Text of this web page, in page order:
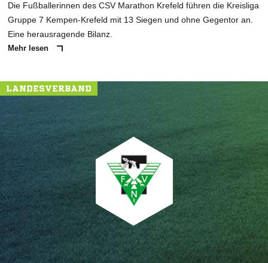
Die Fußballerinnen des CSV Marathon Krefeld führen die Kreisliga
Gruppe 7 Kempen-Krefeld mit 13 Siegen und ohne Gegentor an.
Eine herausragende Bilanz.
Mehr lesen
LANDESVERBAND